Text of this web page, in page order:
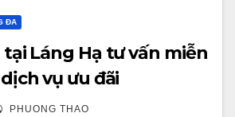
ĐA
Láng Hạ tư vấn miễn
vụ ưu đãi
PHUONG THAO